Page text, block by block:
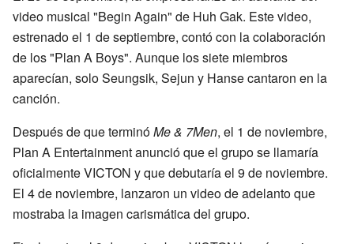
video musical "Begin Again" de Huh Gak. Este video,
estrenado el 1 de septiembre, contó con la colaboración
de los "Plan A Boys". Aunque los siete miembros
aparecían, solo Seungsik, Sejun y Hanse cantaron en la
canción.
Después de que terminóMe & 7Men, el 1 de noviembre,
Plan A Entertainment anunció que el grupo se llamaría
oficialmente VICTON y que debutaría el 9 de noviembre.
El 4 de noviembre, lanzaron un video de adelanto que
mostraba la imagen carismática del grupo.